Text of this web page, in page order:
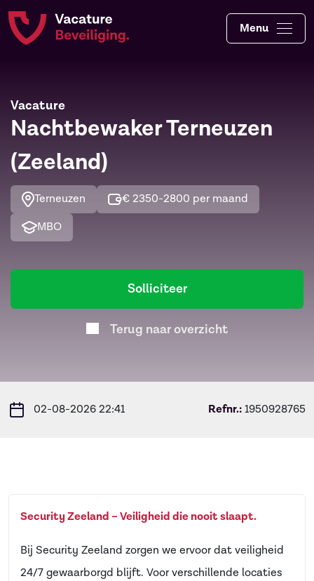
Menu
Vacature
Nachtbewaker Terneuzen
(Zeeland)
Terneuzen
€ 2350-2800 per maand
MBO
Terug naar overzicht
Solliciteer
02-08-2026 22:41 Refnr.:1950928765
Security Zeeland – Veiligheid die nooit slaapt.
Bij Security Zeeland zorgen we ervoor dat veiligheid
24/7 gewaarborgd blijft. Voor verschillende locaties